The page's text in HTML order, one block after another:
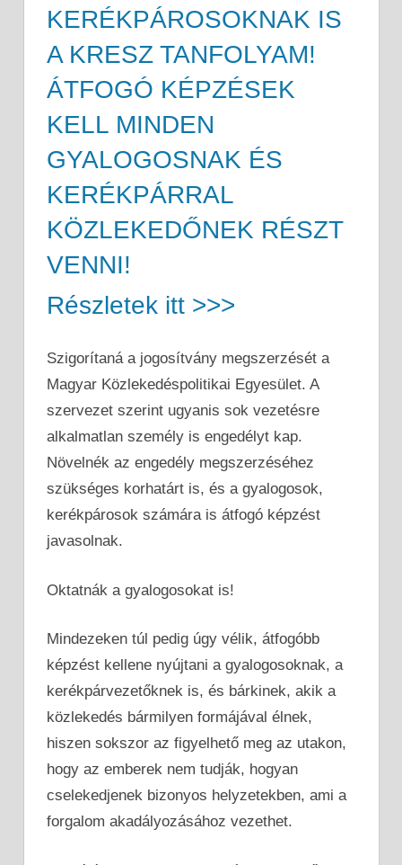
KERÉKPÁROSOKNAK IS
A KRESZ TANFOLYAM!
ÁTFOGÓ KÉPZÉSEK
KELL MINDEN
GYALOGOSNAK ÉS
KERÉKPÁRRAL
KÖZLEKEDŐNEK RÉSZT
VENNI!
Részletek itt >>>
Szigorítaná a jogosítvány megszerzését a
Magyar Közlekedéspolitikai Egyesület. A
szervezet szerint ugyanis sok vezetésre
alkalmatlan személy is engedélyt kap.
Növelnék az engedély megszerzéséhez
szükséges korhatárt is, és a gyalogosok,
kerékpárosok számára is átfogó képzést
javasolnak.
Oktatnák a gyalogosokat is!
Mindezeken túl pedig úgy vélik, átfogóbb
képzést kellene nyújtani a gyalogosoknak, a
kerékpárvezetőknek is, és bárkinek, akik a
közlekedés bármilyen formájával élnek,
hiszen sokszor az figyelhető meg az utakon,
hogy az emberek nem tudják, hogyan
cselekedjenek bizonyos helyzetekben, ami a
forgalom akadályozásához vezethet.